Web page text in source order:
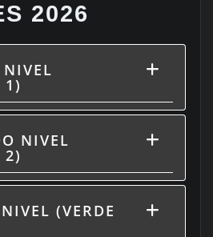
2026
1)
NIVEL
2)
(VERDE